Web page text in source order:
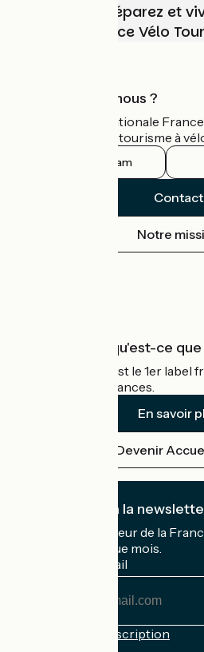
Choisissez, préparez et
vélo avec France Vélo
Qui sommes-nous ?
L'association nationale
guide officiel du tourisme à
Instagram
Contact
Notre
Accueil Vélo qu'est-ce
Accueil Vélo c'est le 1er label
cyclistes en vacances.
En savoir
Devenir
Je m'abonne à la
Recevez le meilleur de la
boîte mail chaque mois.
Mon adresse mail
Conditions d'inscription